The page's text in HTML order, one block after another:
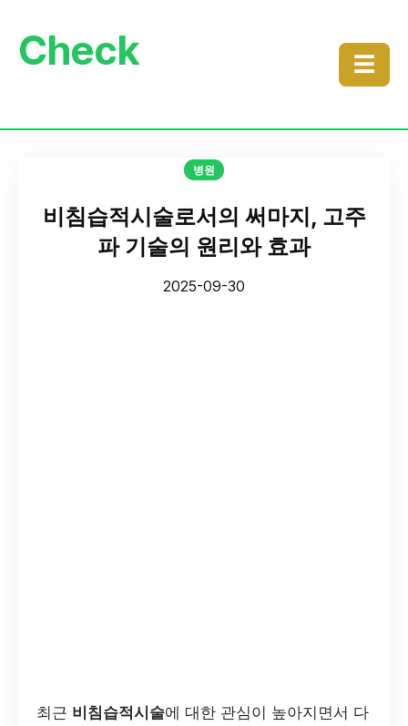
Check ☰
병원
비침습적시술로서의 써마지, 고주
파 기술의 원리와 효과
2025-09-30
최근 비침습적시술에 대한 관심이 높아지면서 다